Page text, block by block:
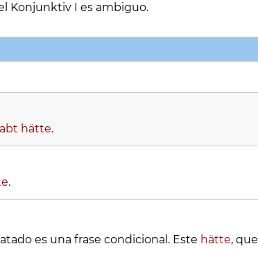
Konjunktiv I es ambiguo.
hätte.
.
es una frase condicional. Este hätte, que